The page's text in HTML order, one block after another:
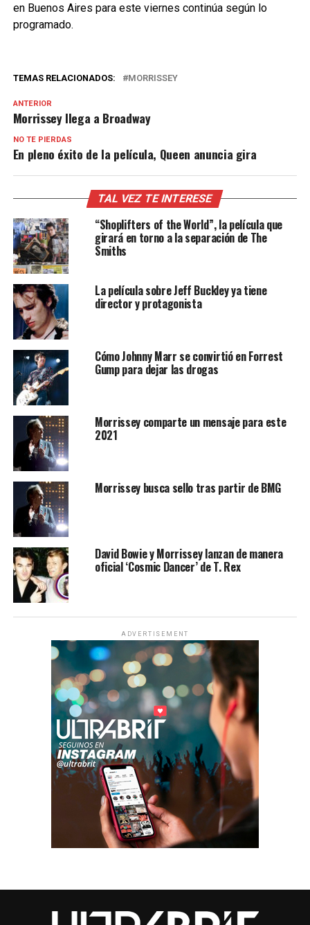
en Buenos Aires para este viernes continúa según lo
programado.
TEMAS RELACIONADOS: MORRISSEY
ANTERIOR
Morrissey llega a Broadway
NO TE PIERDAS
En pleno éxito de la película, Queen anuncia gira
TAL VEZ TE INTERESE
“Shoplifters of the World”, la película que
girará en torno a la separación de The
Smiths
La película sobre Jeff Buckley ya tiene
director y protagonista
Cómo Johnny Marr se convirtió en Forrest
Gump para dejar las drogas
Morrissey comparte un mensaje para este
2021
Morrissey busca sello tras partir de BMG
David Bowie y Morrissey lanzan de manera
oficial ‘Cosmic Dancer’ de T. Rex
ADVERTISEMENT